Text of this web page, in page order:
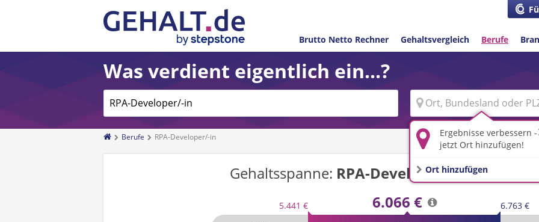
Brutto Netto Rechner Gehaltsvergleich Berufe
Was verdient eigentlich ein...?
Ergebnisse verbessern -
jetzt Ort hinzufügen!
Ort hinzufügen
Berufe RPA-Developer/-in
Gehaltsspanne: RPA-Developer/-inin
5.441 € 6.066 €
6.763 €